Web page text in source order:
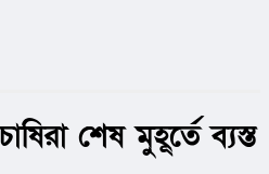
শেষ মুহূর্তে ব্যস্ত